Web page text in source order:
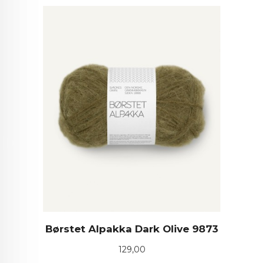
Børstet Alpakka Dark Olive 9873
Pris
129,00